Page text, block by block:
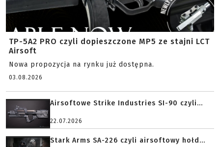
TP-5A2 PRO czyli dopieszczone MP5 ze stajni LCT
Airsoft
Nowa propozycja na rynku już dostępna.
03.08.2026
Airsoftowe Strike Industries SI-90 czyli...
22.07.2026
Stark Arms SA-226 czyli airsoftowy hołd...